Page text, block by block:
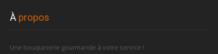
À propos
Une bouquinerie gourmande à votre service !